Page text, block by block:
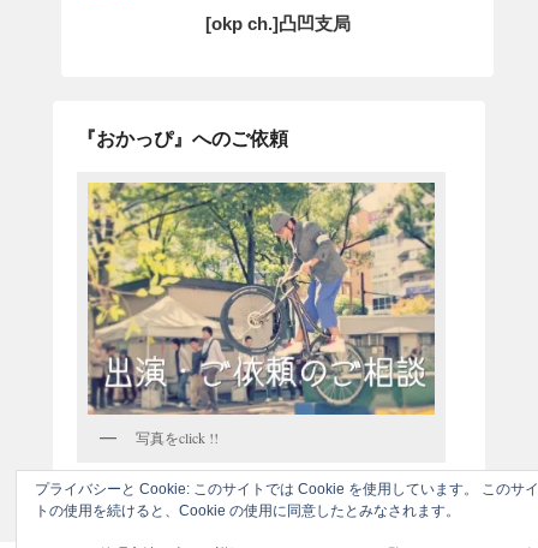
プライバシーと Cookie: このサイトでは Cookie を使用しています。 このサイ
トの使用を続けると、Cookie の使用に同意したとみなされます。
[okp ch.]凸凹支局
『おかっぴ』へのご依頼
写真をclick !!